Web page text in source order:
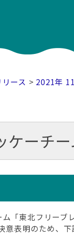
ース > 2021年
ケーチ
「東北フリー
意表明のため、